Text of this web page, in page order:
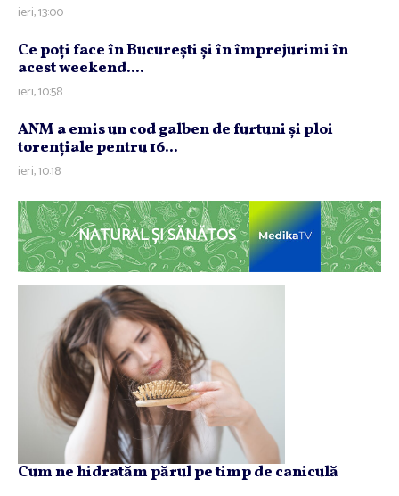
ieri, 13:00
Ce poţi face în Bucureşti şi în împrejurimi în
acest weekend....
ieri, 10:58
ANM a emis un cod galben de furtuni şi ploi
torenţiale pentru 16...
ieri, 10:18
NATURAL ȘI SĂNĂTOS
Cum ne hidratăm părul pe timp de caniculă